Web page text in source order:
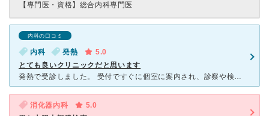
【専門医・資格】 総合内科専門医
内科の口コミ
内科 発熱
5.0
とても良いクリニックだと思います
発熱で受診しました。 受付ですぐに個室に案内され、診察や検査は先生、看護師が来てくれて、会計まで個室で過ごしました。 先生は優しい雰囲気でとても話しやすく丁寧に説明してくれました。 看護師さんは
消化器内科
5.0